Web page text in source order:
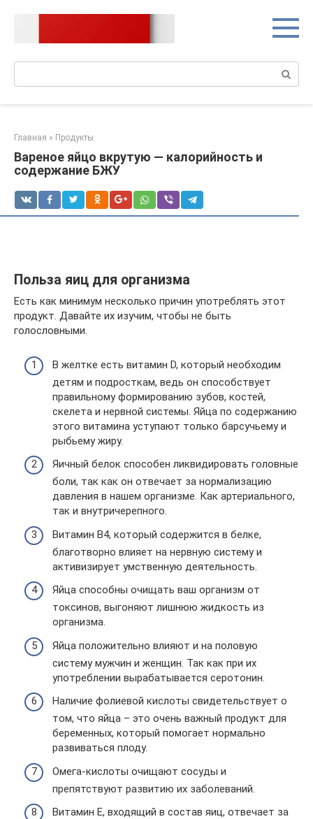
Главная » Продукты
Вареное яйцо вкрутую — калорийность и
содержание БЖУ
Польза яиц для организма
Есть как минимум несколько причин употреблять этот
продукт. Давайте их изучим, чтобы не быть
голословными.
В желтке есть витамин D, который необходим
детям и подросткам, ведь он способствует
правильному формированию зубов, костей,
скелета и нервной системы. Яйца по содержанию
этого витамина уступают только барсучьему и
рыбьему жиру.
Яичный белок способен ликвидировать головные
боли, так как он отвечает за нормализацию
давления в нашем организме. Как артериального,
так и внутричерепного.
Витамин B4, который содержится в белке,
благотворно влияет на нервную систему и
активизирует умственную деятельность.
Яйца способны очищать ваш организм от
токсинов, выгоняют лишнюю жидкость из
организма.
Яйца положительно влияют и на половую
систему мужчин и женщин. Так как при их
употреблении вырабатывается серотонин.
Наличие фолиевой кислоты свидетельствует о
том, что яйца – это очень важный продукт для
беременных, который помогает нормально
развиваться плоду.
Омега-кислоты очищают сосуды и
препятствуют развитию их заболеваний.
Витамин Е, входящий в состав яиц, отвечает за